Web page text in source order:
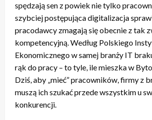
spędzają sen z powiek nie tylko
szybciej postępująca digitalizacja
pracodawcy zmagają się obecnie z tak
kompetencyjną. Według Polskiego
Ekonomicznego w samej branży IT
rąk do pracy – to tyle, ile mieszka w
Dziś, aby „mieć” pracowników, firmy z
muszą ich szukać przede wszystkim u
konkurencji.